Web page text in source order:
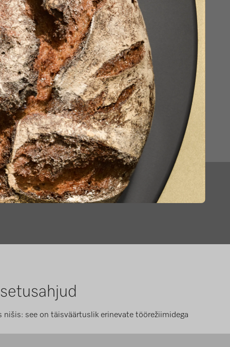
see on täisväärtuslik erinevate töörežiimidega